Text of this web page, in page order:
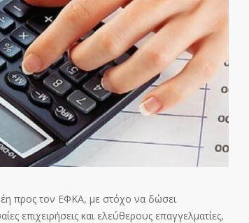
προς τον ΕΦΚΑ, με στόχο να δώσει
επιχειρήσεις και ελεύθερους επαγγελματίες,